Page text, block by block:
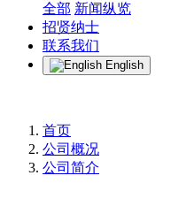
全部 新闻纵览
招贤纳士
联系我们
English
首页
公司概况
公司简介